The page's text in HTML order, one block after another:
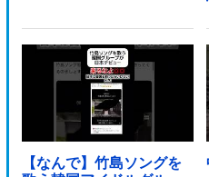
【なんで】竹島ソングを